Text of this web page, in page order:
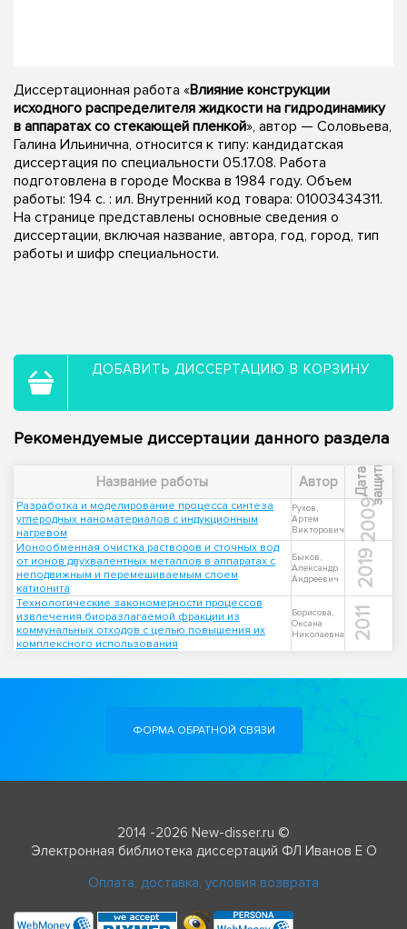
Диссертационная работа «Влияние конструкции
исходного распределителя жидкости на гидродинамику
в аппаратах со стекающей пленкой», автор — Соловьева,
Галина Ильинична, относится к типу: кандидатская
диссертация по специальности 05.17.08. Работа
подготовлена в городе Москва в 1984 году. Объем
работы: 194 c. : ил. Внутренний код товара: 01003434311.
На странице представлены основные сведения о
диссертации, включая название, автора, год, город, тип
работы и шифр специальности.
ДОБАВИТЬ ДИССЕРТАЦИЮ В КОРЗИНУ
Рекомендуемые диссертации данного раздела
Название работы Автор Д
а
т
а
з
а
щ
и
т ы
Разработка и моделирование процесса синтеза
углеродных наноматериалов с индукционным
нагревом
Рухов,
Артем
Викторович
2009
Ионообменная очистка растворов и сточных вод
от ионов двухвалентных металлов в аппаратах с
неподвижным и перемешиваемым слоем
катионита
Быков,
Александр
Андреевич
2019
Технологические закономерности процессов
извлечения биоразлагаемой фракции из
коммунальных отходов с целью повышения их
комплексного использования
Борисова,
Оксана
Николаевна
2011
ФОРМА ОБРАТНОЙ СВЯЗИ
2014 -2026 New-disser.ru ©
Электронная библиотека диссертаций ФЛ Иванов Е О
Оплата, доставка, условия возврата